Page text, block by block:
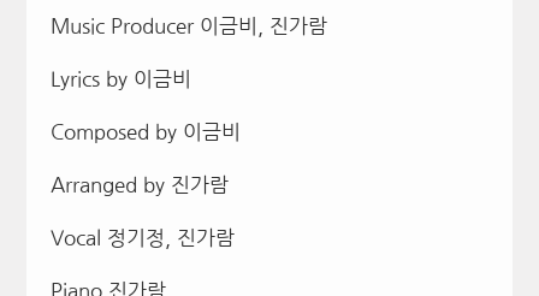
Music Producer 이금비, 진가람
Lyrics by 이금비
Composed by 이금비
Arranged by 진가람
Vocal 정기정, 진가람
Piano 진가람